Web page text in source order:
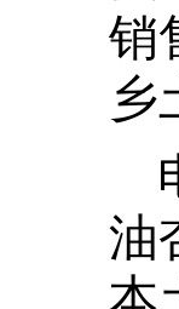
销
油
本